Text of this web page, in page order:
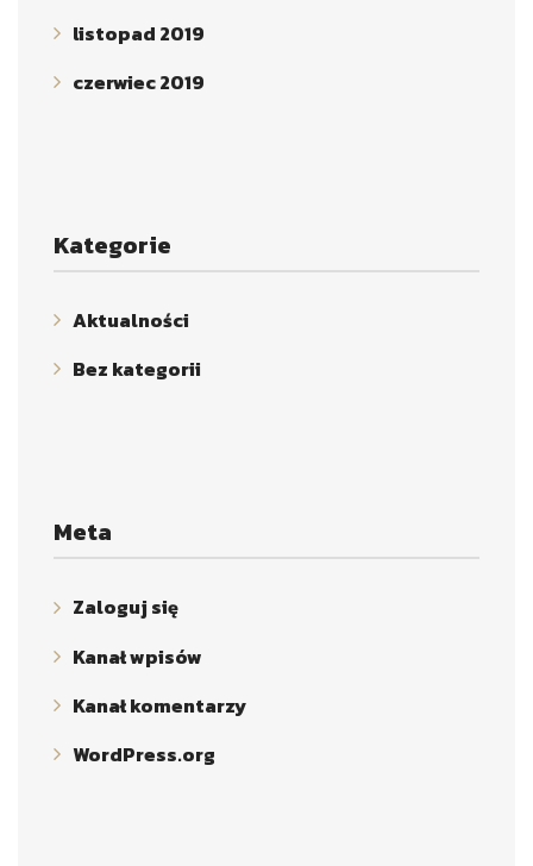
listopad 2019
czerwiec 2019
Kategorie
Aktualności
Bez kategorii
Meta
Zaloguj się
Kanał wpisów
Kanał komentarzy
WordPress.org